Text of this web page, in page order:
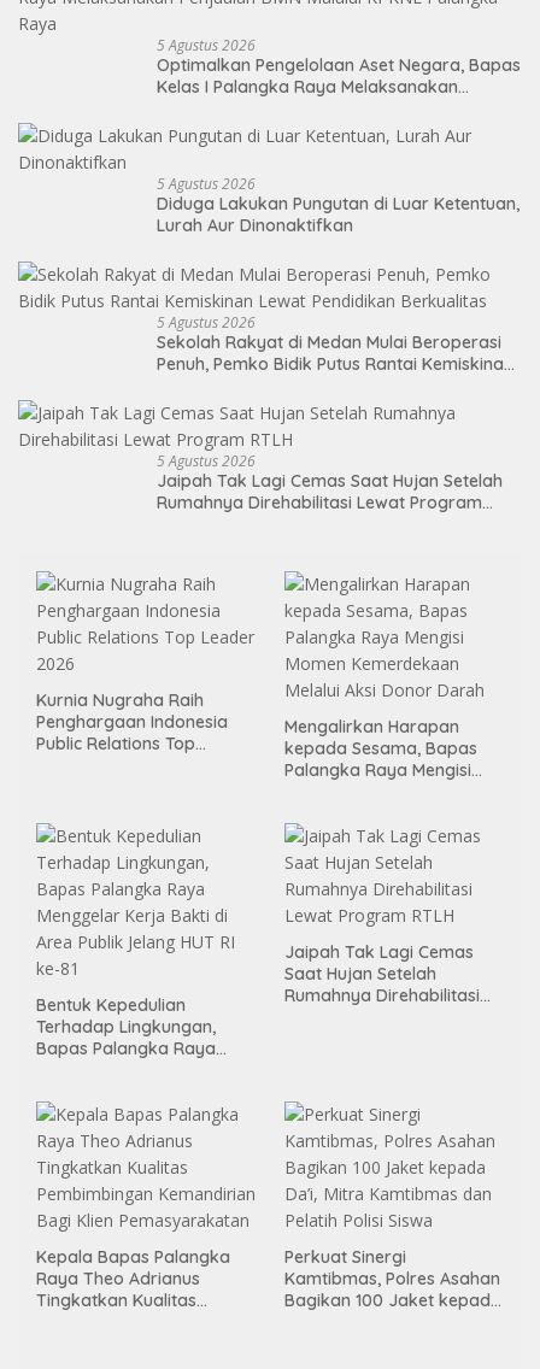
5 Agustus 2026
Optimalkan Pengelolaan Aset Negara, Bapas
Kelas I Palangka Raya Melaksanakan
5 Agustus 2026
Diduga Lakukan Pungutan di Luar Ketentuan,
Lurah Aur Dinonaktifkan
5 Agustus 2026
Sekolah Rakyat di Medan Mulai Beroperasi
Penuh, Pemko Bidik Putus Rantai Kemiskinan
5 Agustus 2026
Jaipah Tak Lagi Cemas Saat Hujan Setelah
Rumahnya Direhabilitasi Lewat Program
Kurnia Nugraha Raih
Penghargaan Indonesia
Public Relations Top
Mengalirkan Harapan
kepada Sesama, Bapas
Palangka Raya Mengisi
Bentuk Kepedulian
Terhadap Lingkungan,
Bapas Palangka Raya
ke-81
Jaipah Tak Lagi Cemas
Saat Hujan Setelah
Rumahnya Direhabilitasi
Kepala Bapas Palangka
Raya Theo Adrianus
Tingkatkan Kualitas
Perkuat Sinergi
Kamtibmas, Polres Asahan
Bagikan 100 Jaket kepada